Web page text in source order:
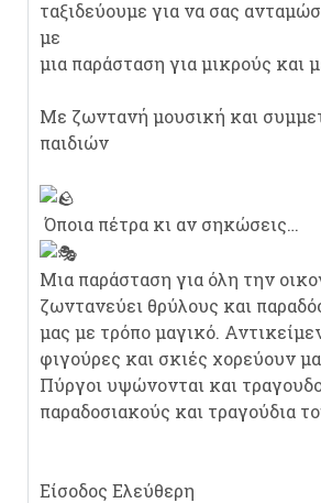
ταξιδεύουμε για να σας
με
μια παράσταση για μικρούς και
Με ζωντανή μουσική και
παιδιών
Όποια πέτρα κι αν σηκώσεις…
Μια παράσταση για όλη την
ζωντανεύει θρύλους και
μας με τρόπο μαγικό.
φιγούρες και σκιές χορεύουν
Πύργοι υψώνονται και
παραδοσιακούς και τραγούδια
Είσοδος Ελεύθερη